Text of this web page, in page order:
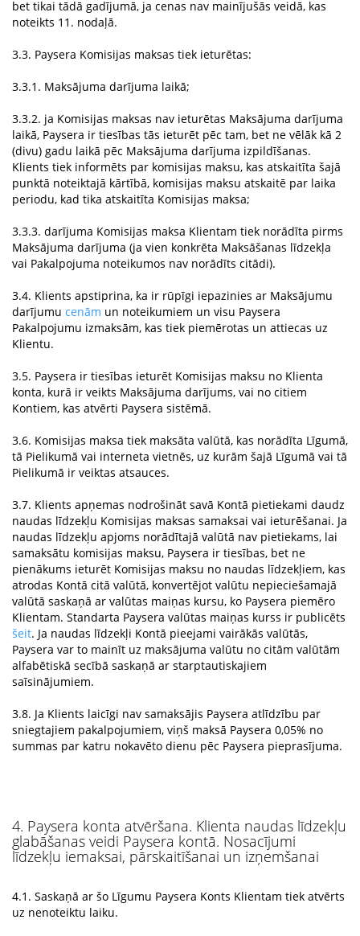
bet tikai tādā gadījumā, ja cenas nav mainījušās veidā, kas
noteikts 11. nodaļā.
3.3. Paysera Komisijas maksas tiek ieturētas:
3.3.1. Maksājuma darījuma laikā;
3.3.2. ja Komisijas maksas nav ieturētas Maksājuma darījuma
laikā, Paysera ir tiesības tās ieturēt pēc tam, bet ne vēlāk kā 2
(divu) gadu laikā pēc Maksājuma darījuma izpildīšanas.
Klients tiek informēts par komisijas maksu, kas atskaitīta šajā
punktā noteiktajā kārtībā, komisijas maksu atskaitē par laika
periodu, kad tika atskaitīta Komisijas maksa;
3.3.3. darījuma Komisijas maksa Klientam tiek norādīta pirms
Maksājuma darījuma (ja vien konkrēta Maksāšanas līdzekļa
vai Pakalpojuma noteikumos nav norādīts citādi).
3.4. Klients apstiprina, ka ir rūpīgi iepazinies ar Maksājumu
darījumu cenām un noteikumiem un visu Paysera
Pakalpojumu izmaksām, kas tiek piemērotas un attiecas uz
Klientu.
3.5. Paysera ir tiesības ieturēt Komisijas maksu no Klienta
konta, kurā ir veikts Maksājuma darījums, vai no citiem
Kontiem, kas atvērti Paysera sistēmā.
3.6. Komisijas maksa tiek maksāta valūtā, kas norādīta Līgumā,
tā Pielikumā vai interneta vietnēs, uz kurām šajā Līgumā vai tā
Pielikumā ir veiktas atsauces.
3.7. Klients apņemas nodrošināt savā Kontā pietiekami daudz
naudas līdzekļu Komisijas maksas samaksai vai ieturēšanai. Ja
naudas līdzekļu apjoms norādītajā valūtā nav pietiekams, lai
samaksātu komisijas maksu, Paysera ir tiesības, bet ne
pienākums ieturēt Komisijas maksu no naudas līdzekļiem, kas
atrodas Kontā citā valūtā, konvertējot valūtu nepieciešamajā
valūtā saskaņā ar valūtas maiņas kursu, ko Paysera piemēro
Klientam. Standarta Paysera valūtas maiņas kurss ir publicēts
šeit. Ja naudas līdzekļi Kontā pieejami vairākās valūtās,
Paysera var to mainīt uz maksājuma valūtu no citām valūtām
alfabētiskā secībā saskaņā ar starptautiskajiem
saīsinājumiem.
3.8. Ja Klients laicīgi nav samaksājis Paysera atlīdzību par
sniegtajiem pakalpojumiem, viņš maksā Paysera 0,05% no
summas par katru nokavēto dienu pēc Paysera pieprasījuma.
4. Paysera konta atvēršana. Klienta naudas līdzekļu
glabāšanas veidi Paysera kontā. Nosacījumi
līdzekļu iemaksai, pārskaitīšanai un izņemšanai
4.1. Saskaņā ar šo Līgumu Paysera Konts Klientam tiek atvērts
uz nenoteiktu laiku.